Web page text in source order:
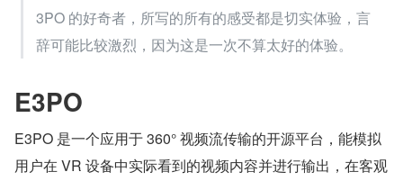
3PO 的好奇者，所写的所有的感受都是切实体验，言
辞可能比较激烈，因为这是一次不算太好的体验。
E3PO
E3PO 是一个应用于 360° 视频流传输的开源平台，能模拟
用户在 VR 设备中实际看到的视频内容并进行输出，在客观